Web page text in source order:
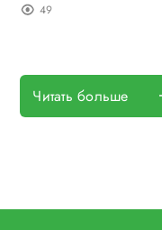
49
Читать больше